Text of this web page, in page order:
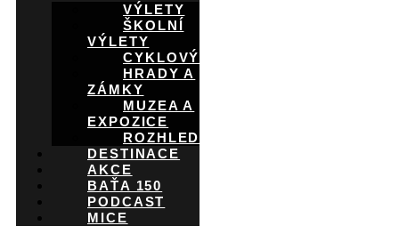
VÝLETY
ŠKOLNÍ
VÝLETY
CYKLOVÝLETY
HRADY A
ZÁMKY
MUZEA A
EXPOZICE
ROZHLEDNY
DESTINACE
AKCE
BAŤA 150
PODCAST
MICE